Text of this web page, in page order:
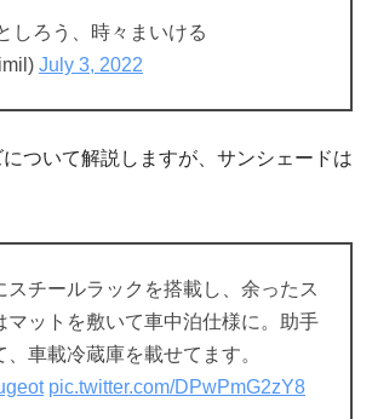
しろう、時々まいける
July 3, 2022
ついて解説しますが、サンシェードは
スチールラックを搭載し、余ったス
マットを敷いて車中泊仕様に。助手
、車載冷蔵庫を載せてます。
pic.twitter.com/DPwPmG2zY8